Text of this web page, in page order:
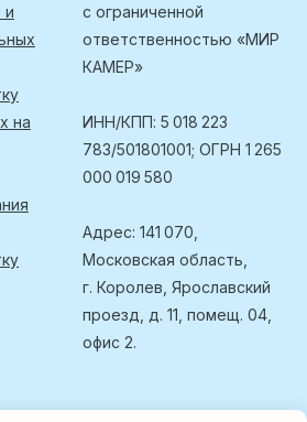
и
на
с ограниченной
ответственностью «МИР
КАМЕР»
ИНН/КПП: 5 018 223
783/501801001; ОГРН 1 265
000 019 580
Адрес: 141 070,
Московская область,
г. Королев, Ярославский
проезд, д. 11, помещ. 04,
офис 2.